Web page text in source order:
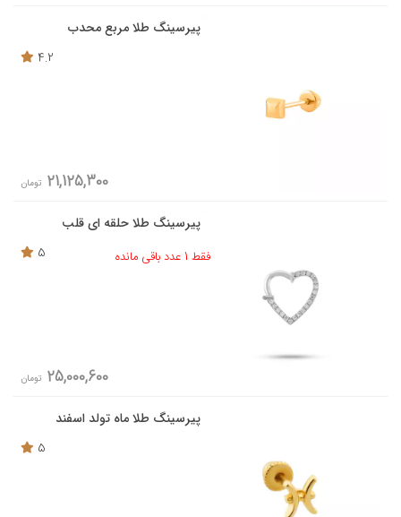
پیرسینگ طلا مربع محدب
4.2
21,125,300 تومان
پیرسینگ طلا حلقه ای قلب
فقط 1 عدد باقی مانده
5
25,000,600 تومان
پیرسینگ طلا ماه تولد اسفند
5